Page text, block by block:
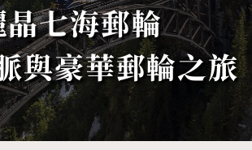
晶七海郵輪
與豪華郵輪之旅